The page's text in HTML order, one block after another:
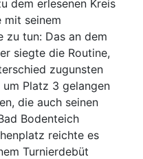
dem erlesenen Kreis
mit seinem
zu tun: Das an dem
siegte die Routine,
zugunsten
Platz 3 gelangen
die auch seinen
Bodenteich
reichte es
Turnierdebüt